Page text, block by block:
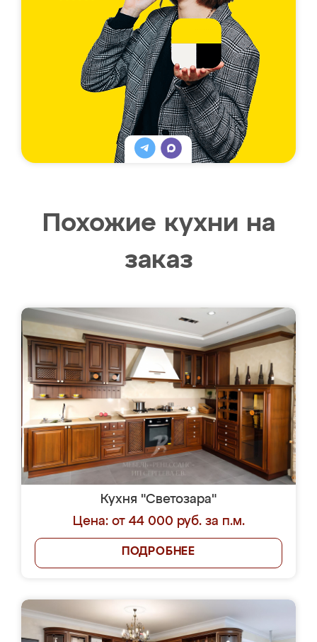
Похожие кухни на
заказ
Кухня "Светозара"
Цена: от 44 000 руб. за п.м.
ПОДРОБНЕЕ